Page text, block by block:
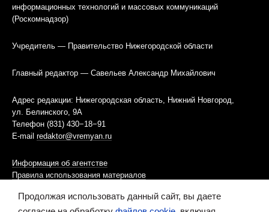
информационных технологий и массовых коммуникаций
(Роскомнадзор)
Учредитель — Правительство Нижегородской области
Главный редактор — Савельев Александр Михайлович
Адрес редакции: Нижегородская область, Нижний Новгород,
ул. Белинского, 9А
Телефон (831) 430−18−91
E-mail redaktor@vremyan.ru
Информация об агентстве
Правила использования материалов
Информационная политика использования «cookies»-файлов
Продолжая использовать данный сайт, вы даете